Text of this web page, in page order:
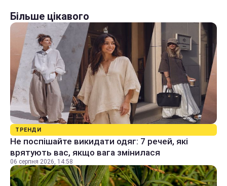
Більше цікавого
ТРЕНДИ
Не поспішайте викидати одяг: 7 речей, які
врятують вас, якщо вага змінилася
06 серпня 2026, 14:58